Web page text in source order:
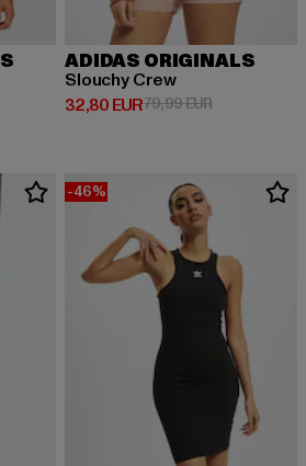
79,99 EUR
ADIDAS ORIGINALS
Slouchy Crew
32,80 EUR
Derzeitiger Preis: 32,80 EUR
79,99 EURAktionspreis:
-46%